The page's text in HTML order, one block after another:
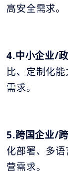
高安全需求。
4.中小企业/
比、定制化
需求。
5.跨国企业/
化部署、多
营需求。